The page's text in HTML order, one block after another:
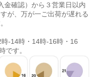
金確認）から３営業日以内
が、万が一ご出荷が遅れる
-14時・14時-16時・16
です。